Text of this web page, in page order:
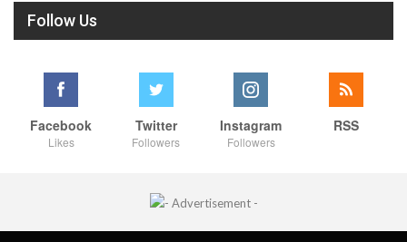
Follow Us
Facebook
Likes
Twitter
Followers
Instagram
Followers
RSS